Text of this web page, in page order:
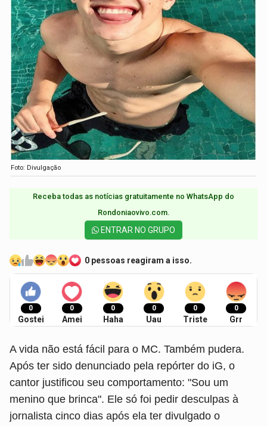
Foto: Divulgação
Receba todas as notícias gratuitamente no WhatsApp do
Rondoniaovivo.com.​
ENTRAR NO GRUPO
0 pessoas reagiram a isso.
0
Gostei
0
Amei
0
Haha
0
Uau
0
Triste
0
Grr
A vida não está fácil para o MC. Também pudera.
Após ter sido denunciado pela repórter do iG, o
cantor justificou seu comportamento: "Sou um
menino que brinca". Ele só foi pedir desculpas à
jornalista cinco dias após ela ter divulgado o